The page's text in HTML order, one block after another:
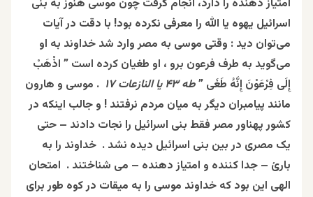
امتیاز دهنده را دارد، انجام گرفت چون موسی هنوز به بنی
اسرائیل یهوه یا الله را معرفی نکرده بود! با دقت در آیات
می‌توان دید : وقتی موسی به مصر وارد شد خداوند به او
می‌گوید به طرف فرعون برو ، او طغیان کرده است ” اذْهَبْ
إِلَى فِرْعَوْنَ إِنَّهُ طَغَى ”طه ۴۳ یا النازعات ۱۷
. موسی و هارون
مانند پیامبران دیگر به میان مردم نرفتند ! و جالب اینکه در
کشور پهناور مصر فقط بنی اسرائیل را نجات دادند – حتی
یک مصری در بین بنی اسرائیل دیده نشد . خداوند را به
بارئ – جدا کننده و امتیاز دهنده – می‌ شناختند . امتحان
الهی این بود که خداوند موسی را به میقات در کوه طور برای